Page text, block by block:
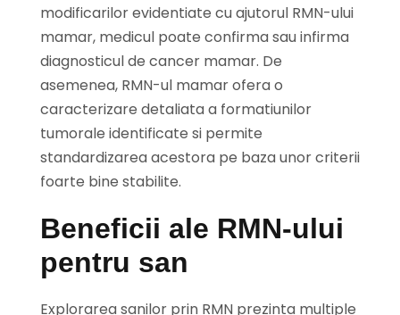
modificarilor evidentiate cu ajutorul RMN-ului
mamar, medicul poate confirma sau infirma
diagnosticul de cancer mamar. De
asemenea, RMN-ul mamar ofera o
caracterizare detaliata a formatiunilor
tumorale identificate si permite
standardizarea acestora pe baza unor criterii
foarte bine stabilite.
Beneficii ale RMN-ului
pentru san
Explorarea sanilor prin RMN prezinta multiple